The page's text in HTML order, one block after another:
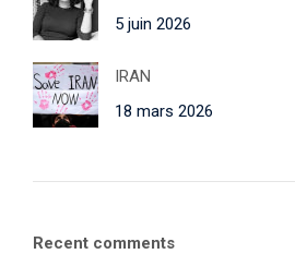
5 juin 2026
IRAN
18 mars 2026
Recent comments